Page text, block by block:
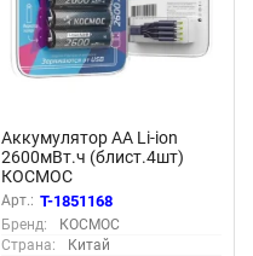
Аккумулятор AA Li-ion
2600мВт.ч (блист.4шт)
КОСМОС
KOCR6Li2600mWh4BL
Арт.: T-1851168
Бренд:
КОСМОС
Страна:
Китай